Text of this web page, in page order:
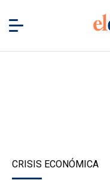
CRISIS ECONÓMICA